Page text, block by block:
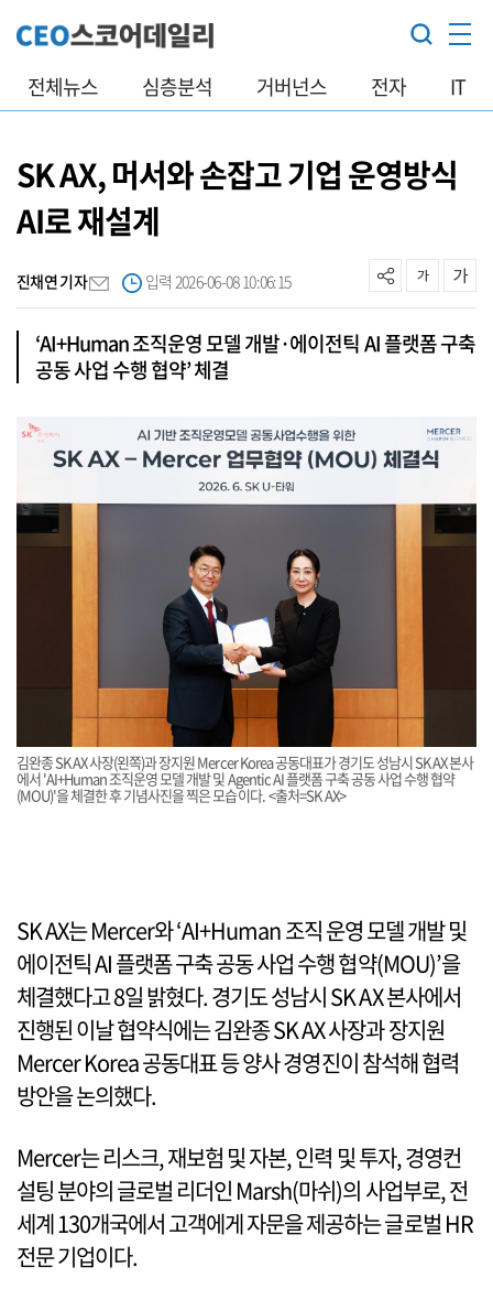
전체뉴스 심층분석 거버넌스 전자 IT
SK AX, 머서와 손잡고 기업 운영방식
AI로 재설계
진채연 기자 입력 2026-06-08 10:06:15
‘AI+Human 조직운영 모델 개발·에이전틱 AI 플랫폼 구축
공동 사업 수행 협약’ 체결
김완종 SK AX 사장(왼쪽)과 장지원 Mercer Korea 공동대표가 경기도 성남시 SK AX 본사
에서 'AI+Human 조직운영 모델 개발 및 Agentic AI 플랫폼 구축 공동 사업 수행 협약
(MOU)'을 체결한 후 기념사진을 찍은 모습이다. <출처=SK AX>
SK AX는 Mercer와 ‘AI+Human 조직 운영 모델 개발 및
에이전틱 AI 플랫폼 구축 공동 사업 수행 협약(MOU)’을
체결했다고 8일 밝혔다. 경기도 성남시 SK AX 본사에서
진행된 이날 협약식에는 김완종 SK AX 사장과 장지원
Mercer Korea 공동대표 등 양사 경영진이 참석해 협력
방안을 논의했다.
Mercer는 리스크, 재보험 및 자본, 인력 및 투자, 경영컨
설팅 분야의 글로벌 리더인 Marsh(마쉬)의 사업부로, 전
세계 130개국에서 고객에게 자문을 제공하는 글로벌 HR
전문 기업이다.